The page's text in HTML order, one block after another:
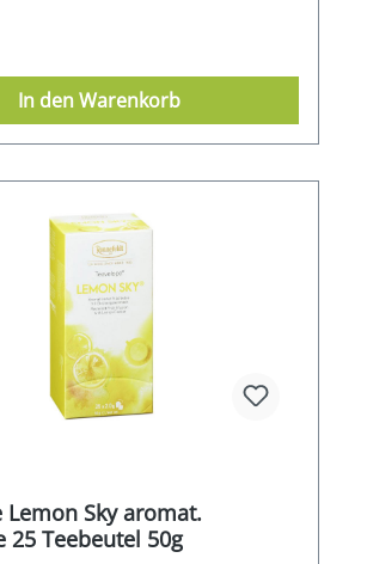
In den Warenkorb
Lemon Sky aromat.
25 Teebeutel 50g